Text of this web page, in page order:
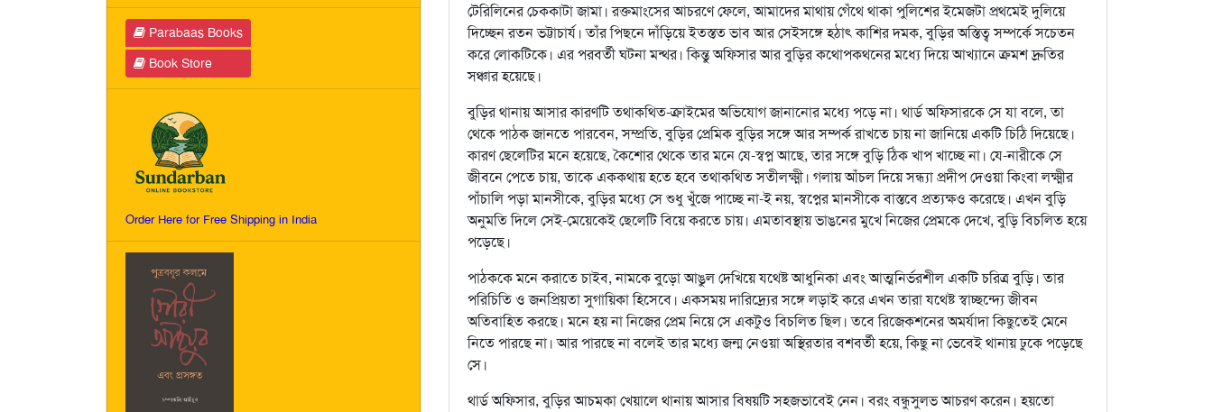
Parabaas Books
Book Store
Order Here for Free Shipping in India
টেরিলিনের চেককাটা জামা। রক্তমাংসের আচরণে ফেলে, আমাদের মাথায় গেঁথে থাকা পুলিশের ইমেজটা প্রথমেই দুলিয়ে
দিচ্ছেন রতন ভট্টাচার্য। তাঁর পিছনে দাঁড়িয়ে ইতস্তত ভাব আর সেইসঙ্গে হঠাৎ কাশির দমক, বুড়ির অস্তিত্ব সম্পর্কে সচেতন
করে লোকটিকে। এর পরবর্তী ঘটনা মন্থর। কিন্তু অফিসার আর বুড়ির কথোপকথনের মধ্যে দিয়ে আখ্যানে ক্রমশ দ্রুতির
সঞ্চার হয়েছে।
বুড়ির থানায় আসার কারণটি তথাকথিত-ক্রাইমের অভিযোগ জানানোর মধ্যে পড়ে না। থার্ড অফিসারকে সে যা বলে, তা
থেকে পাঠক জানতে পারবেন, সম্প্রতি, বুড়ির প্রেমিক বুড়ির সঙ্গে আর সম্পর্ক রাখতে চায় না জানিয়ে একটি চিঠি দিয়েছে।
কারণ ছেলেটির মনে হয়েছে, কৈশোর থেকে তার মনে যে-স্বপ্ন আছে, তার সঙ্গে বুড়ি ঠিক খাপ খাচ্ছে না। যে-নারীকে সে
জীবনে পেতে চায়, তাকে এককথায় হতে হবে তথাকথিত সতীলক্ষ্মী। গলায় আঁচল দিয়ে সন্ধ্যা প্রদীপ দেওয়া কিংবা লক্ষ্মীর
পাঁচালি পড়া মানসীকে, বুড়ির মধ্যে সে শুধু খুঁজে পাচ্ছে না-ই নয়, স্বপ্নের মানসীকে বাস্তবে প্রত্যক্ষও করেছে। এখন বুড়ি
অনুমতি দিলে সেই-মেয়েকেই ছেলেটি বিয়ে করতে চায়। এমতাবস্থায় ভাঙনের মুখে নিজের প্রেমকে দেখে, বুড়ি বিচলিত হয়ে
পড়েছে।
পাঠককে মনে করাতে চাইব, নামকে বুড়ো আঙুল দেখিয়ে যথেষ্ট আধুনিকা এবং আত্মনির্ভরশীল একটি চরিত্র বুড়ি। তার
পরিচিতি ও জনপ্রিয়তা সুগায়িকা হিসেবে। একসময় দারিদ্র্যের সঙ্গে লড়াই করে এখন তারা যথেষ্ট স্বাচ্ছন্দ্যে জীবন
অতিবাহিত করছে। মনে হয় না নিজের প্রেম নিয়ে সে একটুও বিচলিত ছিল। তবে রিজেকশনের অমর্যাদা কিছুতেই মেনে
নিতে পারছে না। আর পারছে না বলেই তার মধ্যে জন্ম নেওয়া অস্থিরতার বশবর্তী হয়ে, কিছু না ভেবেই থানায় ঢুকে পড়েছে
সে।
থার্ড অফিসার, বুড়ির আচমকা খেয়ালে থানায় আসার বিষয়টি সহজভাবেই নেন। বরং বন্ধুসুলভ আচরণ করেন। হয়তো